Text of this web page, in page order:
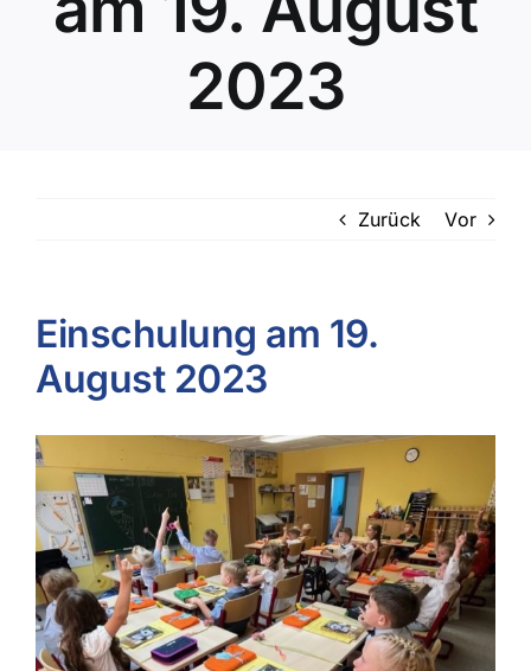
2023
Zurück Vor
Einschulung am 19.
August 2023
Zeige
grösseres
Bild